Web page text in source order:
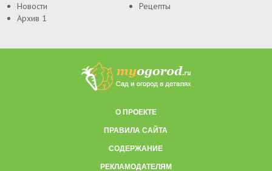
Новости
Рецепты
Архив 1
О ПРОЕКТЕ
ПРАВИЛА САЙТА
СОДЕРЖАНИЕ
РЕКЛАМОДАТЕЛЯМ